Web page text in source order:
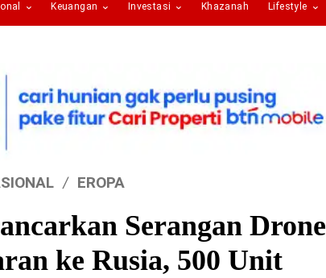
Keuangan Investasi Khazanah Lifestyle
EROPA
Serangan Drone
ke Rusia, 500 Unit